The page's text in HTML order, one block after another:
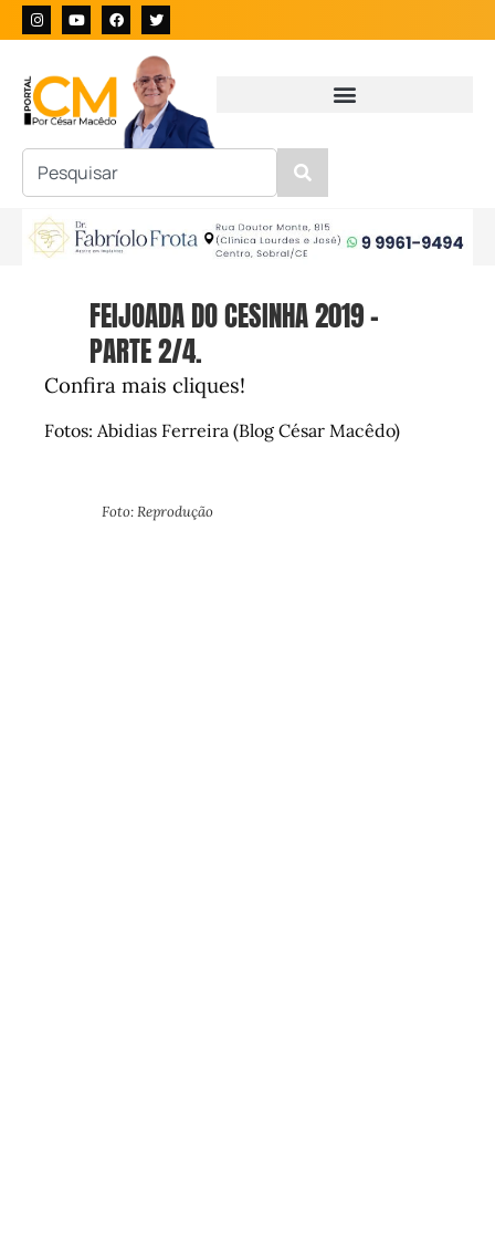
FEIJOADA DO CESINHA 2019 –
PARTE 2/4.
Confira mais cliques!
Fotos: Abidias Ferreira (Blog César Macêdo)
Foto: Reprodução